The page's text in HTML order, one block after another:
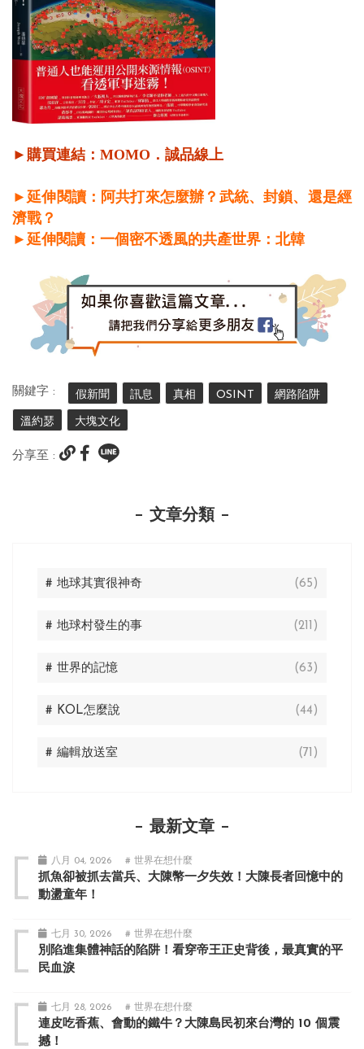
►購買連結： MOMO ． 誠品線上
►延伸閱讀：阿共打來怎麼辦？武統、封鎖、還是經
濟戰？
►延伸閱讀：一個密不透風的共產世界：北韓
關鍵字 : 假新聞 訊息 真相 OSINT 網路陷阱
溫約瑟 大塊文化
分享至 :
文章分類
# 地球其實很神奇 (65)
# 地球村發生的事 (211)
# 世界的記憶 (63)
# KOL怎麼說 (44)
# 編輯放送室 (71)
最新文章
八月 04, 2026 # 世界在想什麼
抓魚卻被抓去當兵、大陳幣一夕失效！大陳長者回憶中的
動盪童年！
七月 30, 2026 # 世界在想什麼
別陷進集體神話的陷阱！看穿帝王正史背後，最真實的平
民血淚
七月 28, 2026 # 世界在想什麼
連皮吃香蕉、會動的鐵牛？大陳島民初來台灣的 10 個震
撼！